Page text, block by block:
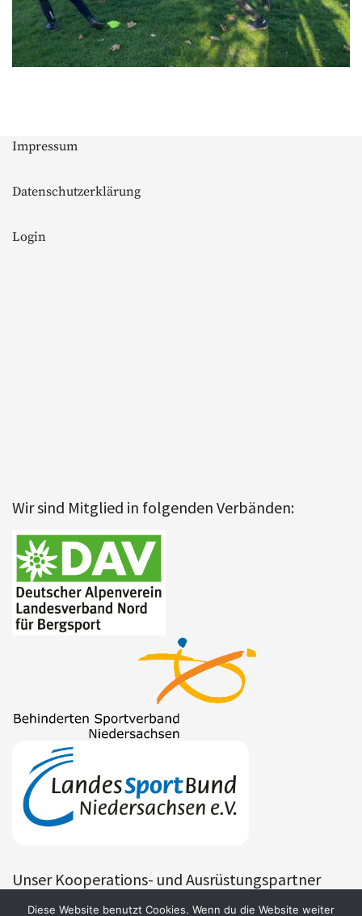
Impressum
Datenschutzerklärung
Login
Wir sind Mitglied in folgenden Verbänden:
Unser Kooperations- und Ausrüstungspartner
Diese Website benutzt Cookies. Wenn du die Website weiter